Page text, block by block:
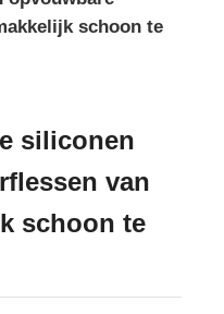
schoon te
siliconen
van
schoon te